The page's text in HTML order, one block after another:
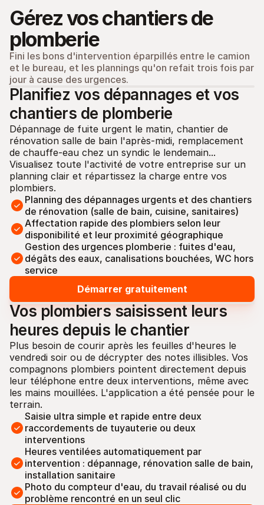
Gérez vos chantiers de
plomberie
Fini les bons d'intervention éparpillés entre le camion
et le bureau, et les plannings qu'on refait trois fois par
jour à cause des urgences.
Planifiez vos dépannages et vos
chantiers de plomberie
Dépannage de fuite urgent le matin, chantier de
rénovation salle de bain l'après-midi, remplacement
de chauffe-eau chez un syndic le lendemain...
Visualisez toute l'activité de votre entreprise sur un
planning clair et répartissez la charge entre vos
plombiers.
Planning des dépannages urgents et des chantiers
de rénovation (salle de bain, cuisine, sanitaires)
Affectation rapide des plombiers selon leur
disponibilité et leur proximité géographique
Gestion des urgences plomberie : fuites d'eau,
dégâts des eaux, canalisations bouchées, WC hors
service
Démarrer gratuitement
Vos plombiers saisissent leurs
heures depuis le chantier
Plus besoin de courir après les feuilles d'heures le
vendredi soir ou de décrypter des notes illisibles. Vos
compagnons plombiers pointent directement depuis
leur téléphone entre deux interventions, même avec
les mains mouillées. L'application a été pensée pour le
terrain.
Saisie ultra simple et rapide entre deux
raccordements de tuyauterie ou deux
interventions
Heures ventilées automatiquement par
intervention : dépannage, rénovation salle de bain,
installation sanitaire
Photo du compteur d'eau, du travail réalisé ou du
problème rencontré en un seul clic